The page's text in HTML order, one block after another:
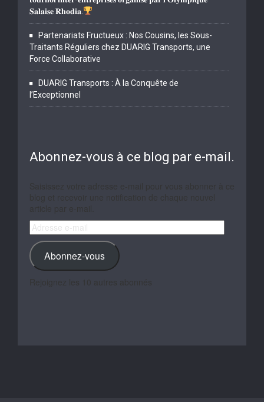
𝐒𝐚𝐥𝐚𝐢𝐬𝐞 𝐑𝐡𝐨𝐝𝐢𝐚.
Partenariats Fructueux : Nos Cousins, les Sous-
Traitants Réguliers chez DUARIG Transports, une
Force Collaborative
DUARIG Transports : À la Conquête de
l’Exceptionnel
Abonnez-vous à ce blog par e-mail.
Adresse
e-
mail
Abonnez-vous